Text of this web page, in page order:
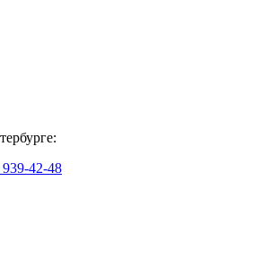
42-48